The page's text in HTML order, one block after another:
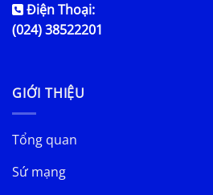
Điện Thoại:
(024) 38522201
GIỚI THIỆU
Tổng quan
Sứ mạng